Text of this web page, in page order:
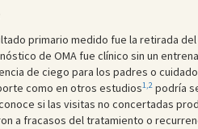
primario medido fue la retirada
de OMA fue clínico sin un
de ciego para los padres o
como en otros estudios1,2podría
si las visitas no concertadas
a fracasos del tratamiento o